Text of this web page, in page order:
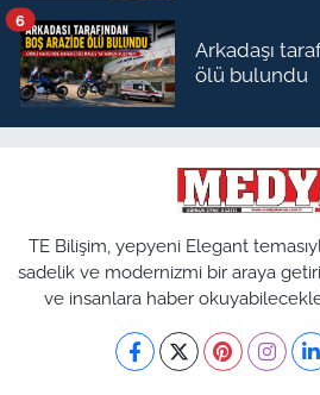
Arkadaşı
ölü bulundu
6
TE Bilişim, yepyeni Elegant
sadelik ve modernizmi bir araya
ve insanlara haber